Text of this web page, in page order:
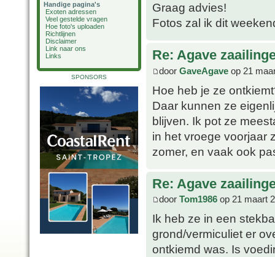
Handige pagina's
Exoten adressen
Veel gestelde vragen
Hoe foto's uploaden
Richtlijnen
Disclaimer
Link naar ons
Links
SPONSORS
Graag advies!
Fotos zal ik dit
Re: Agave
door GaveAgave op 21
Hoe heb je ze
Daar kunnen ze
blijven. Ik pot ze
in het vroege voorjaar
zomer, en vaak ook
Re: Agave
door Tom1986 op 21 maart
Ik heb ze in een
grond/vermiculiet er
ontkiemd was. Is